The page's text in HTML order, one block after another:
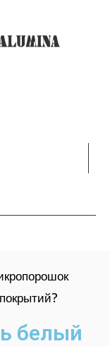
белый